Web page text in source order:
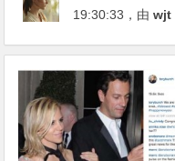
19:30:33 ，由wjt